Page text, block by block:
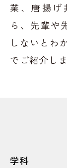
業、 唐揚げ
ら、先輩や
しないとわ
でご紹介しま
学科